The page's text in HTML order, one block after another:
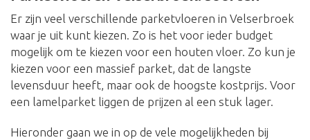
Er zijn veel verschillende parketvloeren in Velserbroek
waar je uit kunt kiezen. Zo is het voor ieder budget
mogelijk om te kiezen voor een houten vloer. Zo kun je
kiezen voor een massief parket, dat de langste
levensduur heeft, maar ook de hoogste kostprijs. Voor
een lamelparket liggen de prijzen al een stuk lager.
Hieronder gaan we in op de vele mogelijkheden bij